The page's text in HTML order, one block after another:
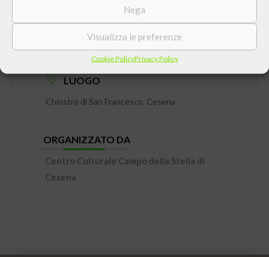
Nega
Visualizza le preferenze
Cookie PolicyPrivacy Policy
DATA
LUOGO
Chiostro di San Francesco, Cesena
ORGANIZZATO DA
Centro Culturale Campo della Stella di
Cesena